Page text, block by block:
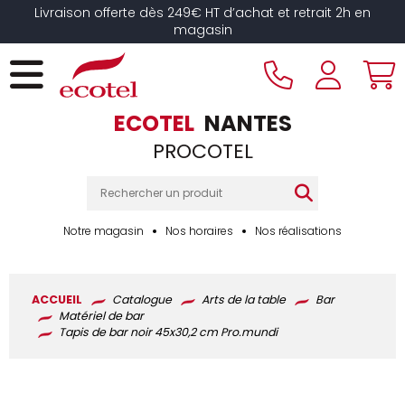
Livraison offerte dès 249€ HT d’achat et retrait 2h en
magasin
ECOTEL NANTES
PROCOTEL
Notre magasin Nos horaires Nos réalisations
ACCUEIL Catalogue Arts de la table
Bar
Matériel de bar
Tapis de bar noir 45x30,2 cm Pro.mundi
Panneau de gestion des cookies